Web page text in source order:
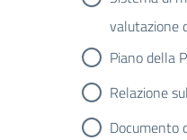
valutazione
Piano della
Relazione
Documento